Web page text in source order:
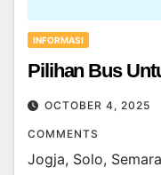
INFORMASI
Pilihan Bus
OCTOBER 4, 2025
COMMENTS
Jogja, Solo,